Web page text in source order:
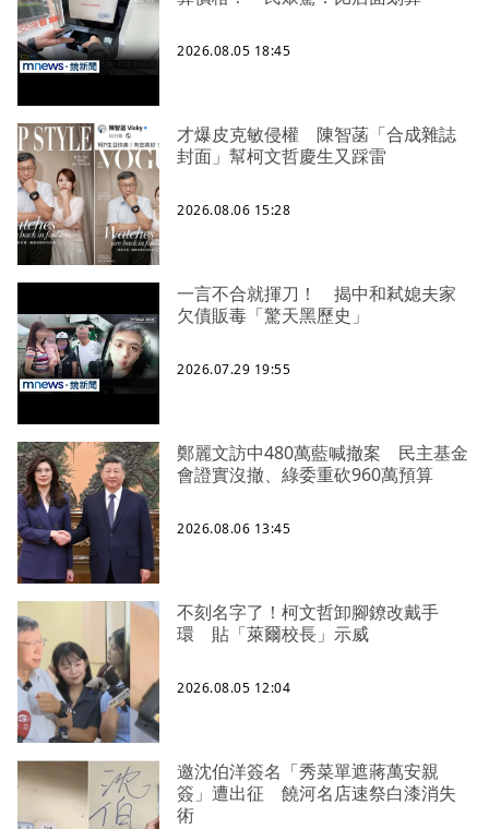
2026.08.05 18:45
才爆皮克敏侵權 陳智菡「合成雜誌
封面」幫柯文哲慶生又踩雷
2026.08.06 15:28
一言不合就揮刀！ 揭中和弒媳夫家
欠債販毒「驚天黑歷史」
2026.07.29 19:55
鄭麗文訪中480萬藍喊撤案 民主基金
會證實沒撤、綠委重砍960萬預算
2026.08.06 13:45
不刻名字了！柯文哲卸腳鐐改戴手
環 貼「萊爾校長」示威
2026.08.05 12:04
邀沈伯洋簽名「秀菜單遮蔣萬安親
簽」遭出征 饒河名店速祭白漆消失
術